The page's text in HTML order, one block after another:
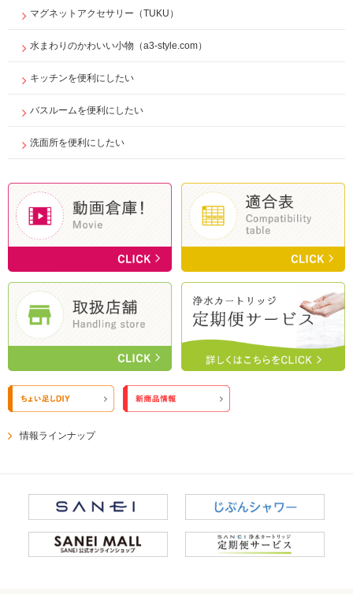
マグネットアクセサリー（TUKU）
水まわりのかわいい小物（a3-style.com）
キッチンを便利にしたい
バスルームを便利にしたい
洗面所を便利にしたい
情報ラインナップ